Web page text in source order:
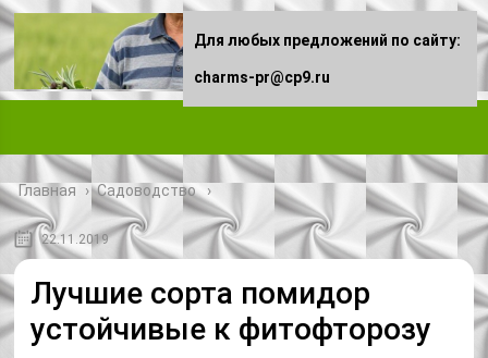
Главная › Садоводство
22.11.2019
Лучшие сорта помидор
устойчивые к фитофторозу
Для любых предложений по сайту:
charms-pr@cp9.ru